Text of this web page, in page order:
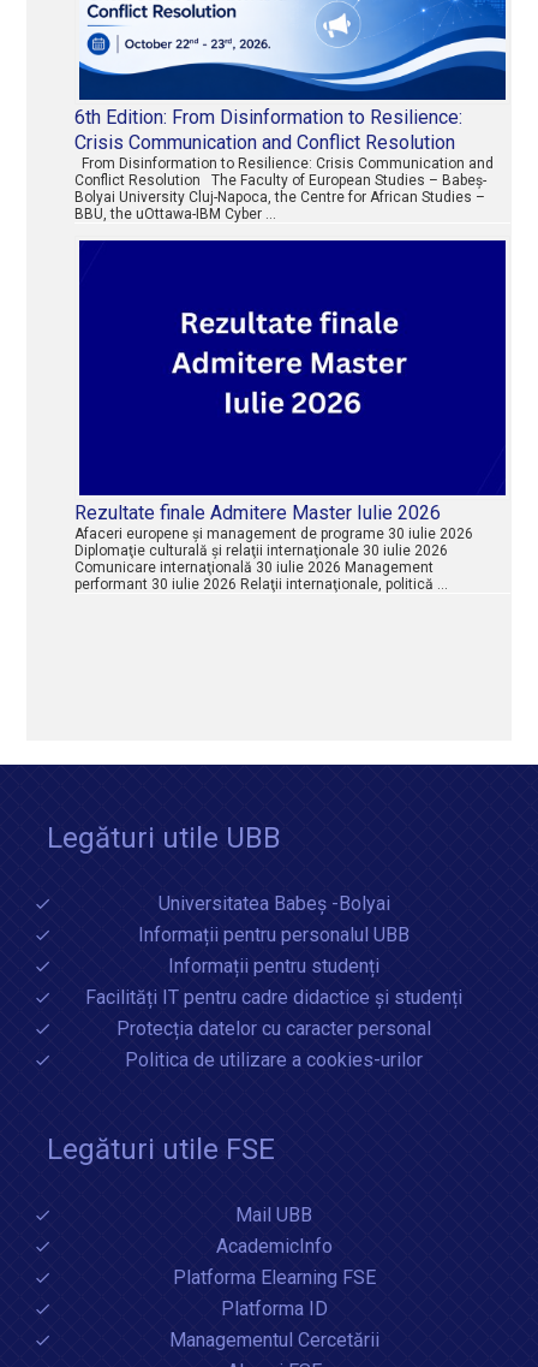
6th Edition: From Disinformation to Resilience:
Crisis Communication and Conflict Resolution
From Disinformation to Resilience: Crisis Communication and
Conflict Resolution The Faculty of European Studies – Babeș-
Bolyai University Cluj-Napoca, the Centre for African Studies –
BBU, the uOttawa-IBM Cyber …
Rezultate finale Admitere Master Iulie 2026
Afaceri europene şi management de programe 30 iulie 2026
Diplomaţie culturală şi relaţii internaţionale 30 iulie 2026
Comunicare internaţională 30 iulie 2026 Management
performant 30 iulie 2026 Relaţii internaţionale, politică …
Legături utile UBB
Universitatea Babeș -Bolyai
Informații pentru personalul UBB
Informații pentru studenți
Facilități IT pentru cadre didactice și studenți
Protecția datelor cu caracter personal
Politica de utilizare a cookies-urilor
Legături utile FSE
Mail UBB
AcademicInfo
Platforma Elearning FSE
Platforma ID
Managementul Cercetării